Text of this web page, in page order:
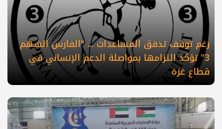
رغم توقف تدفق المساعدات ... "الفارس الشهم
3" تؤكد التزامها بمواصلة الدعم الإنساني في
قطاع غزة